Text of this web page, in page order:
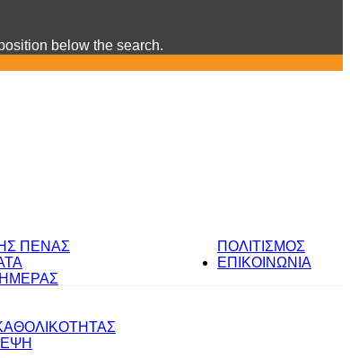
below the search.
ΠΟΛΙΤΙΣΜΟΣ
ΠΕΝΑΣ
ΕΠΙΚΟΙΝΩΝΙΑ